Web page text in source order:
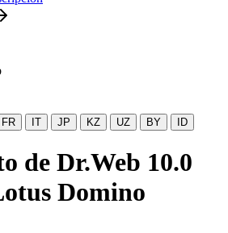
FR IT JP KZ UZ BY ID
de Dr.Web 10.0
Domino